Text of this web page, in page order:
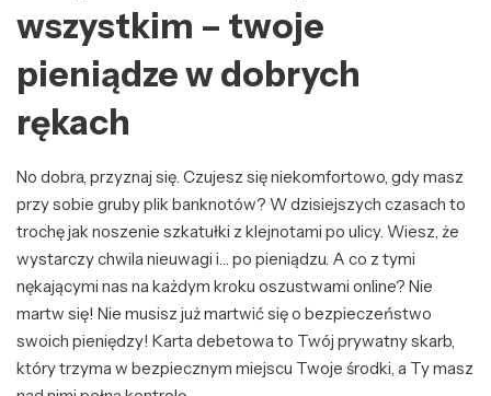
wszystkim – twoje
pieniądze w dobrych
rękach
No dobra, przyznaj się. Czujesz się niekomfortowo, gdy masz
przy sobie gruby plik banknotów? W dzisiejszych czasach to
trochę jak noszenie szkatułki z klejnotami po ulicy. Wiesz, że
wystarczy chwila nieuwagi i… po pieniądzu. A co z tymi
nękającymi nas na każdym kroku oszustwami online? Nie
martw się! Nie musisz już martwić się o bezpieczeństwo
swoich pieniędzy! Karta debetowa to Twój prywatny skarb,
który trzyma w bezpiecznym miejscu Twoje środki, a Ty masz